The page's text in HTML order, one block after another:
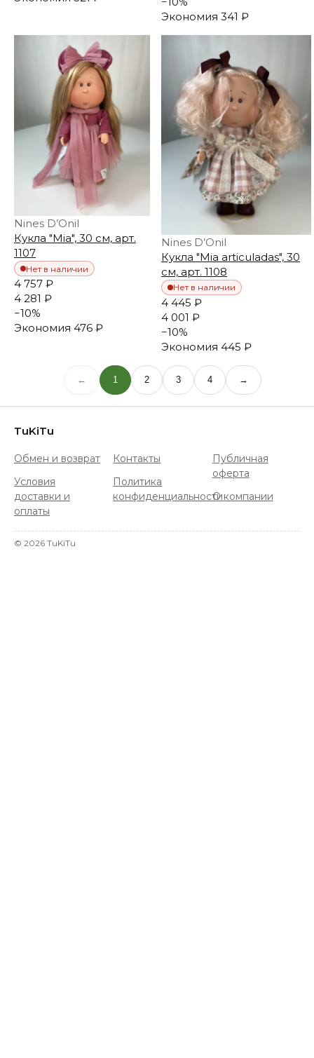
Экономия 341 ₽
Nines D’Onil
Кукла "Mia", 30 см, арт.
1107
Нет в наличии
4 757 ₽
4 281 ₽
−10%
Экономия 476 ₽
Nines D’Onil
Кукла "Mia articuladas", 30
см, арт. 1108
Нет в наличии
4 445 ₽
4 001 ₽
−10%
Экономия 445 ₽
← 1 2 3 4 →
TuKiTu
Обмен и возврат
Условия
доставки и
оплаты
Контакты
Политика
конфиденциальности
Публичная
оферта
О компании
© 2026 TuKiTu